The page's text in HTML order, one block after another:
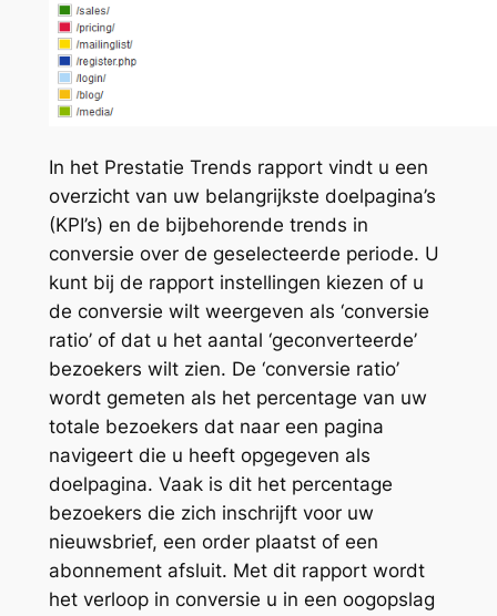
In het Prestatie Trends rapport vindt u een
overzicht van uw belangrijkste doelpagina’s
(KPI’s) en de bijbehorende trends in
conversie over de geselecteerde periode. U
kunt bij de rapport instellingen kiezen of u
de conversie wilt weergeven als ‘conversie
ratio’ of dat u het aantal ‘geconverteerde’
bezoekers wilt zien. De ‘conversie ratio’
wordt gemeten als het percentage van uw
totale bezoekers dat naar een pagina
navigeert die u heeft opgegeven als
doelpagina. Vaak is dit het percentage
bezoekers die zich inschrijft voor uw
nieuwsbrief, een order plaatst of een
abonnement afsluit. Met dit rapport wordt
het verloop in conversie u in een oogopslag